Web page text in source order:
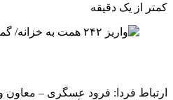
کمتر از یک دقیقه